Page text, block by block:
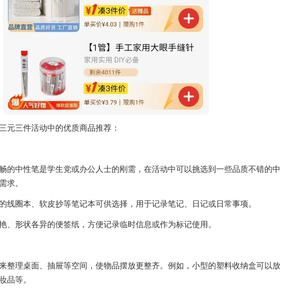
元三件活动中的优质商品推荐：
的中性笔是学生党或办公人士的刚需，在活动中可以挑选到一些品质不错的中
求。
线圈本、软皮抄等笔记本可供选择，用于记录笔记、日记或日常事项。
、形状各异的便签纸，方便记录临时信息或作为标记使用。
来整理桌面、抽屉等空间，使物品摆放更整齐。例如，小型的塑料收纳盒可以放
品等。